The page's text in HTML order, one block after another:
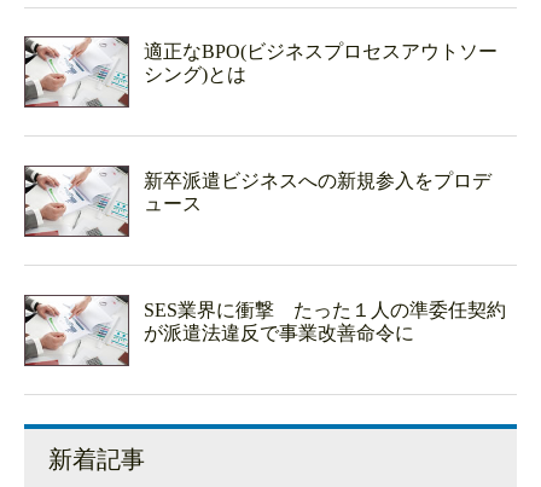
適正なBPO(ビジネスプロセスアウトソー
シング)とは
新卒派遣ビジネスへの新規参入をプロデ
ュース
SES業界に衝撃 たった１人の準委任契約
が派遣法違反で事業改善命令に
新着記事